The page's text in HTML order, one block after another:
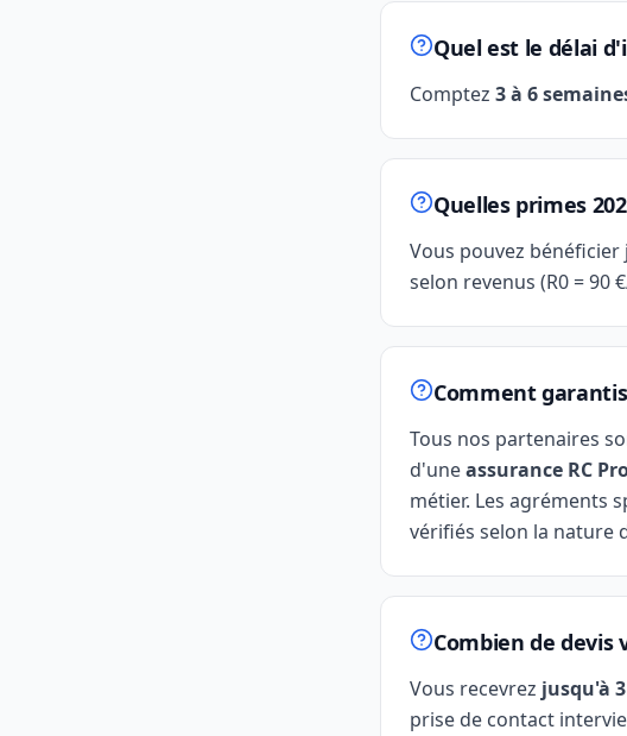
Quel est le délai
Comptez 3 à 6
Quelles primes
Vous pouvez bénéficier
selon revenus (R0 = 90
Comment
Tous nos partenaires
d'uneassurance RC
métier. Les agréments
vérifiés selon la nature
Combien de devis
Vous recevrez jusqu'à
prise de contact